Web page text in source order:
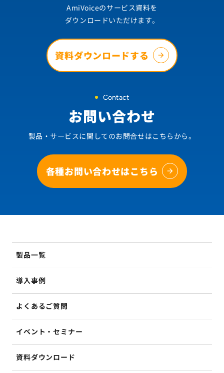
AmiVoiceのサービス資料を
ダウンロードいただけます。
資料ダウンロードする
Contact
お問い合わせ
製品・サービスに関してのお問合せはこちらから。
各種お問い合わせはこちら
製品一覧
導入事例
よくあるご質問
イベント・セミナー
資料ダウンロード